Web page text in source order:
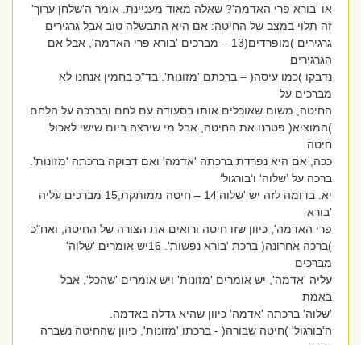
או 'בורא פרי האדמה'? שאלה מאוד מעניינת. אומר ה'שלחן ערוך'
זה תלוי במצב של החיטה: אם היא התבשלה טוב אבל גרגירים
גרגירים )מופרדים(13 – מברכים 'בורא פרי האדמה', אבל אם
הגרגירים
נדבקו )כמו עיסה( – ברכתם 'מזונות'. בד"כ בחמין אנחנו לא
מברכים על
החיטה, משום שאוכלים אותו בסעודה עם לחם ובברכה על הלחם
)המוציא( פטרנו את החיטה, אבל מי שירצה ביום שישי לאכול
חיטה
ככה, אם היא נפרדת ברכתה 'אדמה' ואם דבוקה ברכתה 'מזונות'.
ברכה על ’שלוה‘ ו‘בורגול‘
יא. בדומה לזה יש 'שלוה'14 – חיטה ממותקת,15 מברכים עליה
'בורא
פרי האדמה', כיוון שזו חיטה ורואים את הצורה של החיטה, ואח"כ
)ברכה אחרונה( ברכת 'בורא נפשות'. 16יש אומרים 'שלוה'
מברכים
עליה 'אדמה', יש אומרים 'מזונות' ויש אומרים 'שהכל', אבל
באמת
'שלוה' ברכתה 'אדמה' כיוון שהיא גדלה באדמה.
ה'בורגול' )חיטה שבורה( - ברכתו 'מזונות', כיוון שהחיטה נשברה